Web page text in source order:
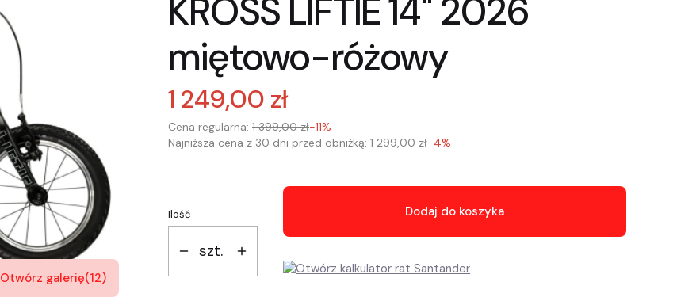
Otwórz galerię(12)
KROSS LIFTIE 14" 2026
miętowo-różowy
1 249,00 zł
Cena regularna: 1 399,00 zł-11%
Najniższa cena z 30 dni przed obniżką: 1 299,00 zł-4%
Ilość
szt.
Dodaj do koszyka